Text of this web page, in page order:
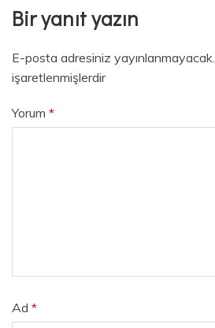
Bir yanıt yazın
E-posta adresiniz yayınlanmayacak.
işaretlenmişlerdir
Yorum *
Ad *